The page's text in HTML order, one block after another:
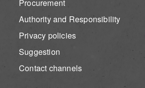
Procurement
Authority and Responsibility
Privacy policies
Suggestion
Contact channels